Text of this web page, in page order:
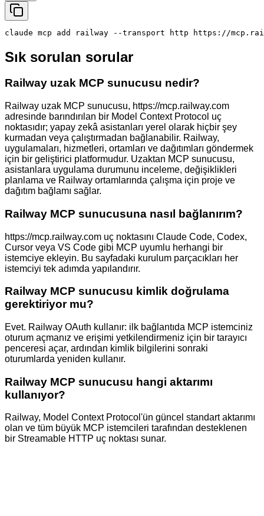
claude mcp add railway --transport http https://
Sık sorulan sorular
Railway uzak MCP sunucusu nedir?
Railway uzak MCP sunucusu, https://mcp.railway.com
adresinde barındırılan bir Model Context Protocol uç
noktasıdır; yapay zekâ asistanları yerel olarak hiçbir şey
kurmadan veya çalıştırmadan bağlanabilir. Railway,
uygulamaları, hizmetleri, ortamları ve dağıtımları göndermek
için bir geliştirici platformudur. Uzaktan MCP sunucusu,
asistanlara uygulama durumunu inceleme, değişiklikleri
planlama ve Railway ortamlarında çalışma için proje ve
dağıtım bağlamı sağlar.
Railway MCP sunucusuna nasıl bağlanırım?
https://mcp.railway.com uç noktasını Claude Code, Codex,
Cursor veya VS Code gibi MCP uyumlu herhangi bir
istemciye ekleyin. Bu sayfadaki kurulum parçacıkları her
istemciyi tek adımda yapılandırır.
Railway MCP sunucusu kimlik doğrulama
gerektiriyor mu?
Evet. Railway OAuth kullanır: ilk bağlantıda MCP istemciniz
oturum açmanız ve erişimi yetkilendirmeniz için bir tarayıcı
penceresi açar, ardından kimlik bilgilerini sonraki
oturumlarda yeniden kullanır.
Railway MCP sunucusu hangi aktarımı
kullanıyor?
Railway, Model Context Protocol'ün güncel standart aktarımı
olan ve tüm büyük MCP istemcileri tarafından desteklenen
bir Streamable HTTP uç noktası sunar.